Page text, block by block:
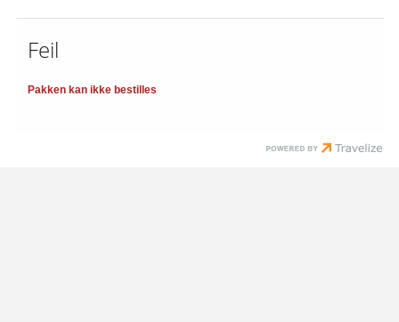
Feil
Pakken kan ikke bestilles